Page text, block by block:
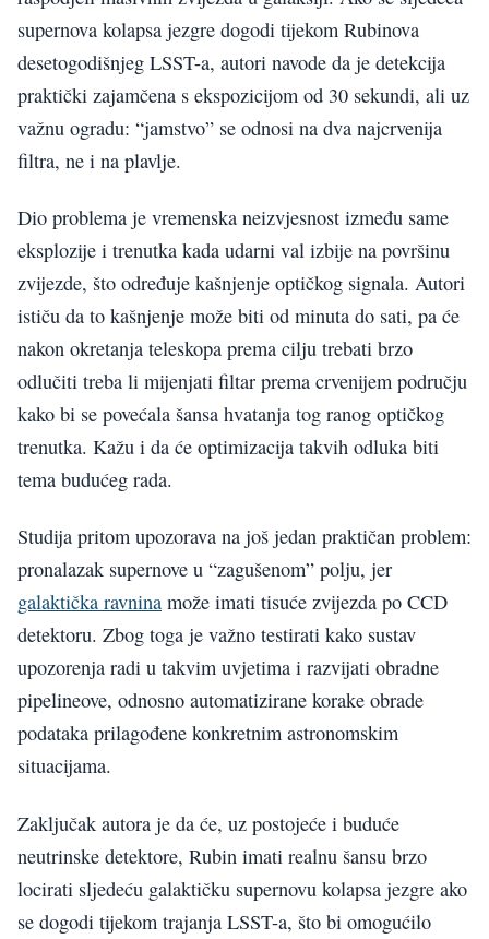
supernova kolapsa jezgre dogodi tijekom Rubinova
desetogodišnjeg LSST-a, autori navode da je detekcija
praktički zajamčena s ekspozicijom od 30 sekundi, ali uz
važnu ogradu: “jamstvo” se odnosi na dva najcrvenija
filtra, ne i na plavlje.
Dio problema je vremenska neizvjesnost između same
eksplozije i trenutka kada udarni val izbije na površinu
zvijezde, što određuje kašnjenje optičkog signala. Autori
ističu da to kašnjenje može biti od minuta do sati, pa će
nakon okretanja teleskopa prema cilju trebati brzo
odlučiti treba li mijenjati filtar prema crvenijem području
kako bi se povećala šansa hvatanja tog ranog optičkog
trenutka. Kažu i da će optimizacija takvih odluka biti
tema budućeg rada.
Studija pritom upozorava na još jedan praktičan problem:
pronalazak supernove u “zagušenom” polju, jer
galaktička ravnina može imati tisuće zvijezda po CCD
detektoru. Zbog toga je važno testirati kako sustav
upozorenja radi u takvim uvjetima i razvijati obradne
pipelineove, odnosno automatizirane korake obrade
podataka prilagođene konkretnim astronomskim
situacijama.
Zaključak autora je da će, uz postojeće i buduće
neutrinske detektore, Rubin imati realnu šansu brzo
locirati sljedeću galaktičku supernovu kolapsa jezgre ako
se dogodi tijekom trajanja LSST-a, što bi omogućilo